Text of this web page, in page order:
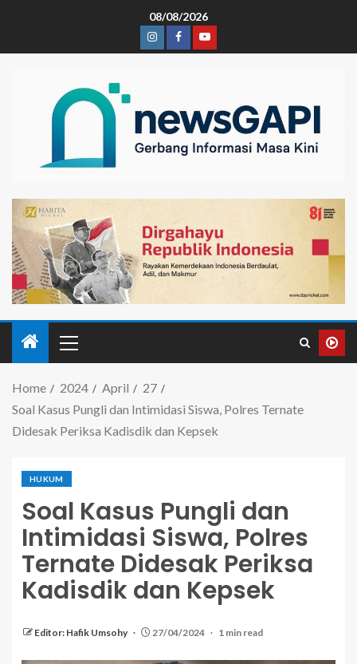
08/08/2026
Home 2024 April
27
Soal Kasus Pungli dan Intimidasi Siswa, Polres Ternate
Didesak Periksa Kadisdik dan Kepsek
HUKUM
Soal Kasus Pungli dan
Intimidasi Siswa, Polres
Ternate Didesak Periksa
Kadisdik dan Kepsek
Editor: Hafik Umsohy 27/04/2024 1 min read